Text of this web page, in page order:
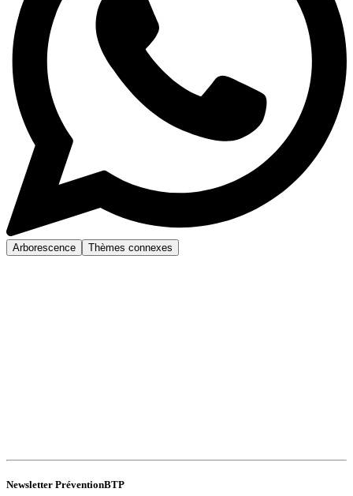
Arborescence Thèmes connexes
Newsletter PréventionBTP